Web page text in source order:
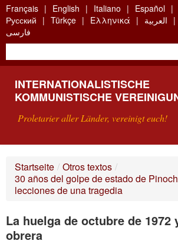
Skip
to
main
content
Français English Italiano Español
Русский
Türkçe Ελληνικά العربية
فارسی
INTERNATIONALISTISCHE
KOMMUNISTISCHE
Proletarier aller Länder, vereinigt euch!
WAS IST DIE IKV?
KONTAKT
Startseite / Otros textos /
30 años del golpe de estado de
lecciones de una tragedia
La huelga de octubre de 1972
obrera